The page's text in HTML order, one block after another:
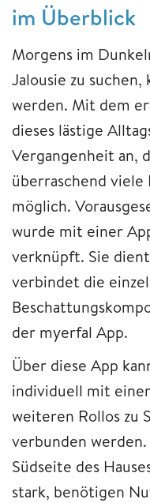
im Überblick
Morgens im
Jalousie zu
werden. Mit dem
dieses lästige
Vergangenheit an,
überraschend
möglich.
wurde mit einer
verknüpft. Sie
verbindet die
der myerfal App.
Über diese App
individuell mit
weiteren Rollos zu
verbunden
Südseite des
stark, benötigen